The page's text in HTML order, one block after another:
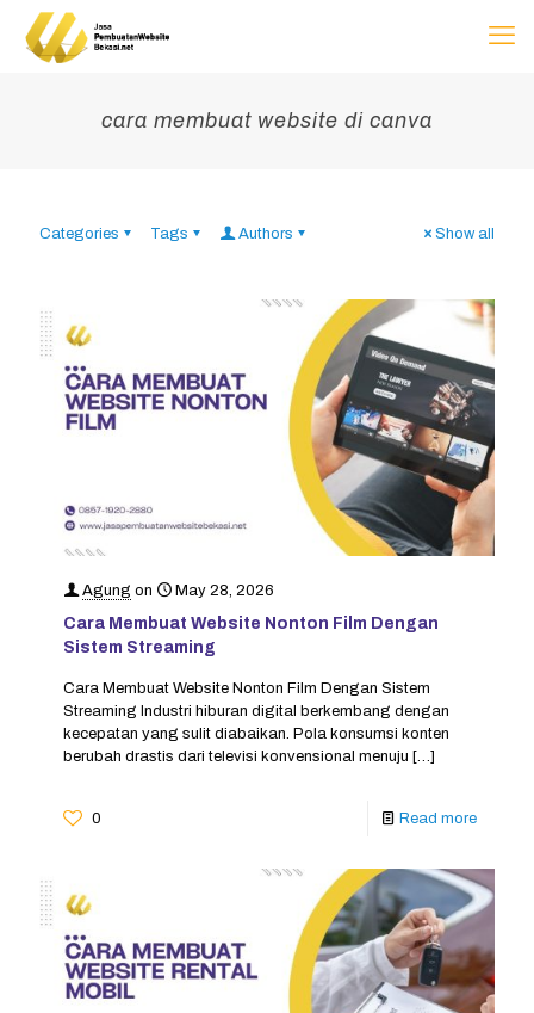
cara membuat website di canva
Categories Tags Authors Show all
Agung on May 28, 2026
Cara Membuat Website Nonton Film Dengan
Sistem Streaming
Cara Membuat Website Nonton Film Dengan Sistem
Streaming Industri hiburan digital berkembang dengan
kecepatan yang sulit diabaikan. Pola konsumsi konten
berubah drastis dari televisi konvensional menuju […]
0 Read more